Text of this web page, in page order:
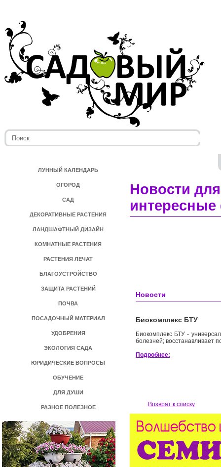
ЛУННЫЙ КАЛЕНДАРЬ
ОГОРОД
САД
ДЕКОРАТИВНЫЕ РАСТЕНИЯ
ЛАНДШАФТНЫЙ ДИЗАЙН
КОМНАТНЫЕ РАСТЕНИЯ
РАСТЕНИЯ ЛЕЧАТ
БЛАГОУСТРОЙСТВО
ЗАЩИТА РАСТЕНИЙ
ПОЧВА
ПОСАДОЧНЫЙ МАТЕРИАЛ
УДОБРЕНИЯ
ЭКОЛОГИЯ САДА
ЮРИДИЧЕСКИЕ ВОПРОСЫ
ОБУЧЕНИЕ
ДЛЯ ДУШИ
РАЗНОЕ ПОЛЕЗНОЕ
Новости
Новости
Биокомплекс БТУ
Биокомплекс БТУ -
болезней; восстанавливает
Подробнее:
Возврат к списку